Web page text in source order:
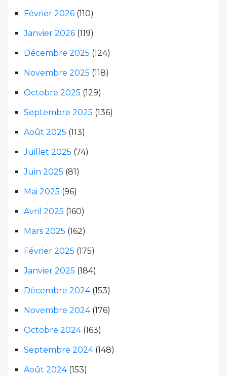
Février 2026 (110)
Janvier 2026 (119)
Décembre 2025 (124)
Novembre 2025 (118)
Octobre 2025 (129)
Septembre 2025 (136)
Août 2025 (113)
Juillet 2025 (74)
Juin 2025 (81)
Mai 2025 (96)
Avril 2025 (160)
Mars 2025 (162)
Février 2025 (175)
Janvier 2025 (184)
Décembre 2024(153)
Novembre 2024(176)
Octobre 2024(163)
Septembre 2024(148)
Août 2024(153)